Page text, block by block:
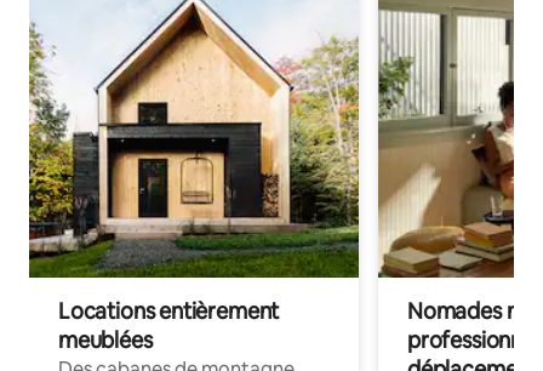
Locations entièrement
meublées
Nomades